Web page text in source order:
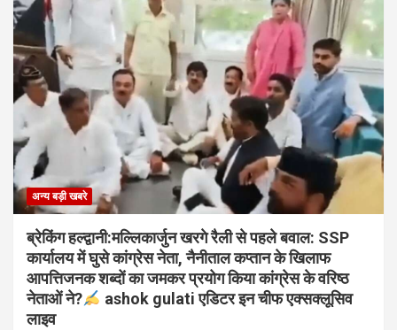
अन्य बड़ी खबरे
ब्रेकिंग हल्द्वानी:मल्लिकार्जुन खरगे रैली से पहले बवाल: SSP
कार्यालय में घुसे कांग्रेस नेता, नैनीताल कप्तान के खिलाफ
आपत्तिजनक शब्दों का जमकर प्रयोग किया कांग्रेस के वरिष्ठ
नेताओं ने?
ashok gulati एडिटर इन चीफ एक्सक्लूसिव
लाइव